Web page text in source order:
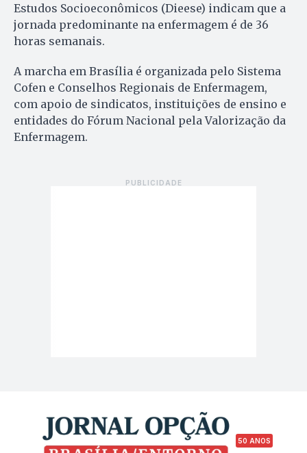
Estudos Socioeconômicos (Dieese) indicam que a
jornada predominante na enfermagem é de 36
horas semanais.
A marcha em Brasília é organizada pelo Sistema
Cofen e Conselhos Regionais de Enfermagem,
com apoio de sindicatos, instituições de ensino e
entidades do Fórum Nacional pela Valorização da
Enfermagem.
50 ANOS